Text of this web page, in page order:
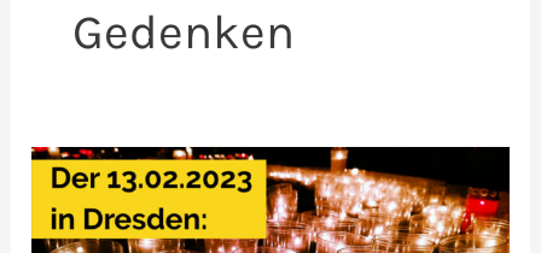
Gedenken